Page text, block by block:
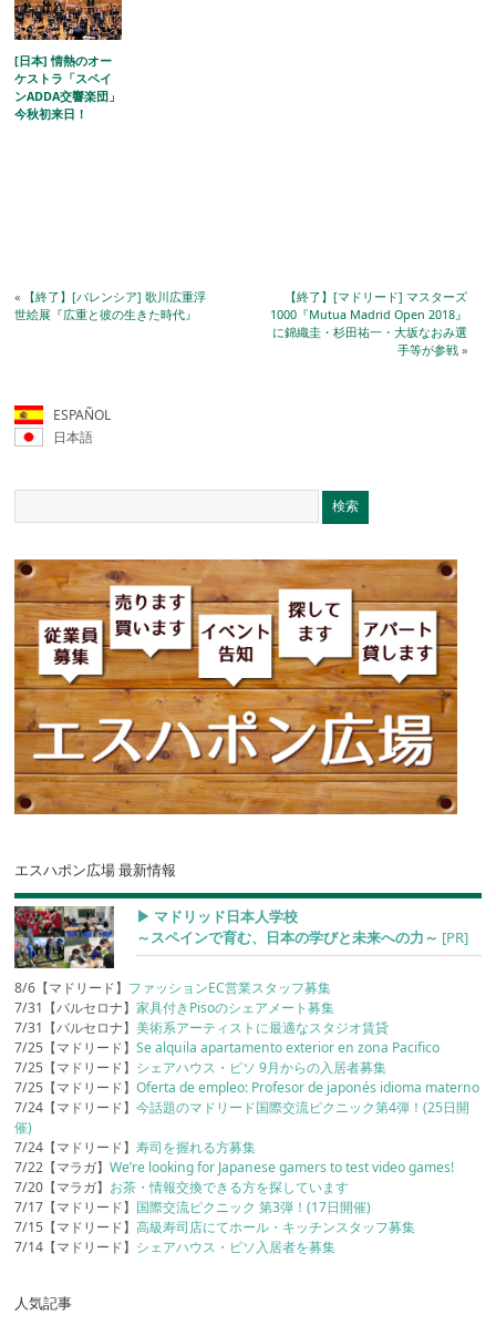
[日本] 情熱のオー
ケストラ「スペイ
ンADDA交響楽団」
今秋初来日！
« 【終了】[バレンシア] 歌川広重浮
世絵展『広重と彼の生きた時代』
【終了】[マドリード] マスターズ
1000『Mutua Madrid Open 2018』
に錦織圭・杉田祐一・大坂なおみ選
手等が参戦»
ESPAÑOL
日本語
エスハポン広場 最新情報
▶︎ マドリッド日本人学校
～スペインで育む、日本の学びと未来への力～ [PR]
8/6【マドリード】 ファッションEC営業スタッフ募集
7/31【バルセロナ】家具付きPisoのシェアメート募集
7/31【バルセロナ】美術系アーティストに最適なスタジオ賃貸
7/25【マドリード】Se alquila apartamento exterior en zona Pacifico
7/25【マドリード】 シェアハウス・ピソ 9月からの入居者募集
7/25【マドリード】Oferta de empleo: Profesor de japonés idioma materno
7/24【マドリード】今話題のマドリード国際交流ピクニック第4弾！(25日開
催)
7/24【マドリード】寿司を握れる方募集
7/22【マラガ】We’re looking for Japanese gamers to test video games!
7/20【マラガ】 お茶・情報交換できる方を探しています
7/17【マドリード】 国際交流ピクニック 第3弾！(17日開催)
7/15【マドリード】高級寿司店にてホール・キッチンスタッフ募集
7/14【マドリード】 シェアハウス・ピソ入居者を募集
人気記事